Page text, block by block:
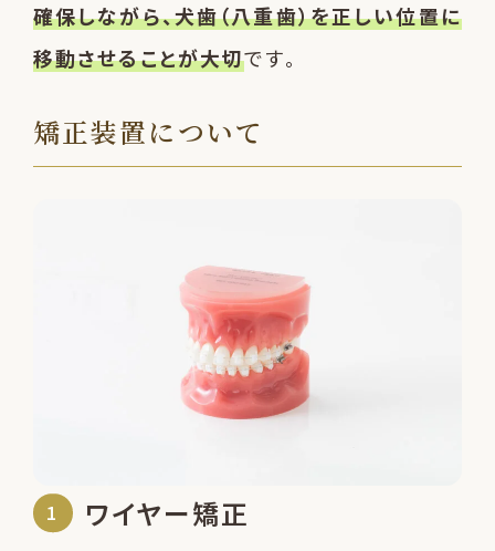
確保しながら、犬歯（八重歯）を正しい位置に
移動させることが大切です。
矯正装置について
ワイヤー矯正